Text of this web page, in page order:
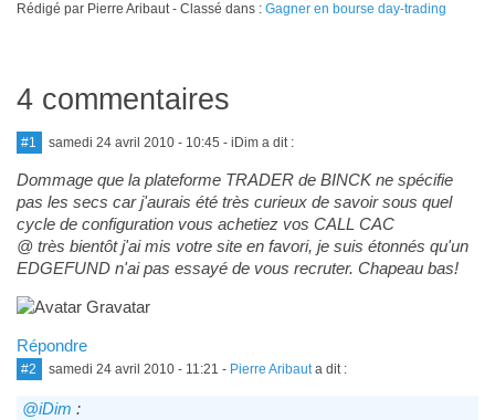
Rédigé par Pierre Aribaut - Classé dans : Gagner en bourse day-trading
4 commentaires
#1 samedi 24 avril 2010 - 10:45 - iDim a dit :
Dommage que la plateforme TRADER de BINCK ne spécifie
pas les secs car j'aurais été très curieux de savoir sous quel
cycle de configuration vous achetiez vos CALL CAC
@ très bientôt j'ai mis votre site en favori, je suis étonnés qu'un
EDGEFUND n'ai pas essayé de vous recruter. Chapeau bas!
Répondre
#2 samedi 24 avril 2010 - 11:21 - Pierre Aribauta dit :
@iDim :